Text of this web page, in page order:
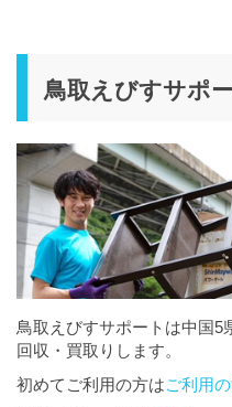
鳥取えびすサポ
鳥取えびすサポートは中国5
回収・買取りします。
初めてご利用の方はご利用